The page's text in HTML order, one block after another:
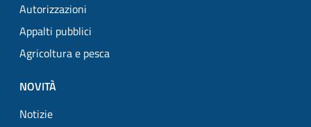
Autorizzazioni
Appalti pubblici
Agricoltura e pesca
NOVITÀ
Notizie